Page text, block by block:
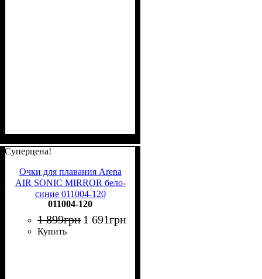
Суперцена!
Очки для плавания Arena
AIR SONIC MIRROR бело-
синие 011004-120
011004-120
1 899грн 1 691грн
Купить